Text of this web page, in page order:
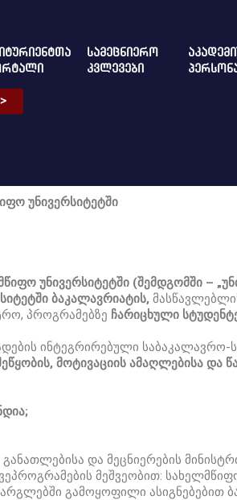
ᲡᲐᲛᲔᲪᲜᲘᲔᲠᲝ
ᲙᲕᲚᲔᲕᲔᲑᲘ
უნივერსიტეტში
უნივერსიტეტში (შემდგომში –
ბაკალავრიატის,
პროგრამებზე ჩარიცხული
ინტეგრირებული საბაკალავრო-
მოტივაციის ამაღლებისა და
და მეცნიერების
მეშვეობით:
გამოყოფილი ასიგნებებით